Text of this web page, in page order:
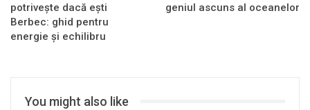
potrivește dacă ești
Berbec: ghid pentru
energie și echilibru
geniul ascuns al oceanelor
You might also like